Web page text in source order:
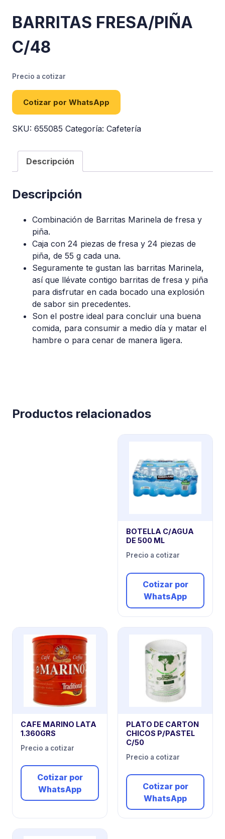
BARRITAS FRESA/PIÑA
C/48
Precio a cotizar
Cotizar por WhatsApp
SKU: 655085 Categoría: Cafetería
Descripción
Descripción
Combinación de Barritas Marinela de fresa y
piña.
Caja con 24 piezas de fresa y 24 piezas de
piña, de 55 g cada una.
Seguramente te gustan las barritas Marinela,
así que llévate contigo barritas de fresa y piña
para disfrutar en cada bocado una explosión
de sabor sin precedentes.
Son el postre ideal para concluir una buena
comida, para consumir a medio día y matar el
hambre o para cenar de manera ligera.
Productos relacionados
BOTELLA C/AGUA
DE 500 ML
Precio a cotizar
Cotizar por
WhatsApp
CAFE MARINO LATA
1.360GRS
Precio a cotizar
Cotizar por
WhatsApp
PLATO DE CARTON
CHICOS P/PASTEL
C/50
Precio a cotizar
Cotizar por
WhatsApp